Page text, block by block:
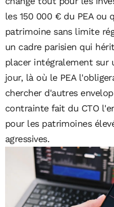
les 150 000 € du PEA ou
patrimoine sans limite
un cadre parisien qui
placer intégralement sur
jour, là où le PEA
chercher d'autres
contrainte fait du CTO
pour les patrimoines
agressives.